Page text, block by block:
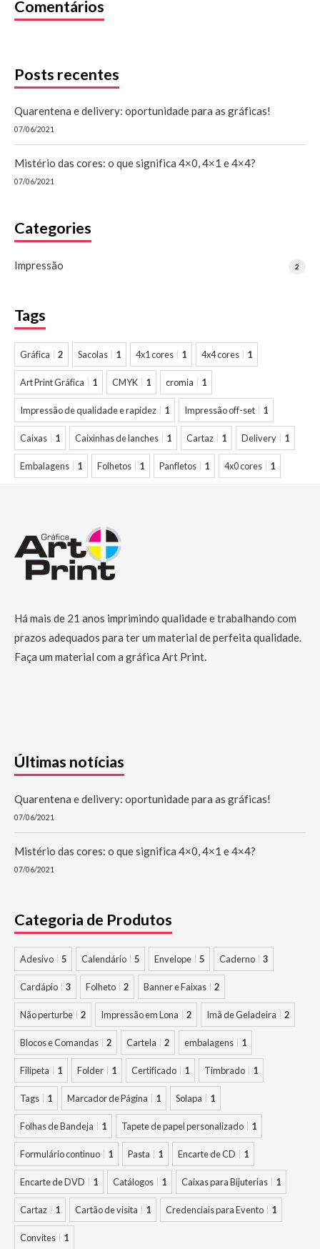
Comentários
Posts recentes
Quarentena e delivery: oportunidade para as gráficas!
07/06/2021
Mistério das cores: o que significa 4×0, 4×1 e 4×4?
07/06/2021
Categories
Impressão 2
Tags
Gráfica 2 Sacolas 1 4x1 cores 1 4x4 cores 1
Art Print Gráfica 1 CMYK 1 cromia 1
Impressão de qualidade e rapidez 1 Impressão off-set 1
Caixas 1 Caixinhas de lanches 1 Cartaz 1 Delivery 1
Embalagens 1 Folhetos 1 Panfletos 1 4x0 cores 1
Há mais de 21 anos imprimindo qualidade e trabalhando com
prazos adequados para ter um material de perfeita qualidade.
Faça um material com a gráfica Art Print.
Últimas notícias
Quarentena e delivery: oportunidade para as gráficas!
07/06/2021
Mistério das cores: o que significa 4×0, 4×1 e 4×4?
07/06/2021
Categoria de Produtos
Adesivo 5 Calendário 5 Envelope 5 Caderno 3
Cardápio 3 Folheto 2 Banner e Faixas 2
Não perturbe 2 Impressão em Lona 2 Imã de Geladeira 2
Blocos e Comandas 2 Cartela 2 embalagens 1
Filipeta 1 Folder 1 Certificado 1 Timbrado 1
Tags 1 Marcador de Página 1 Solapa 1
Folhas de Bandeja 1 Tapete de papel personalizado 1
Formulário continuo 1 Pasta 1 Encarte de CD 1
Encarte de DVD 1 Catálogos 1 Caixas para Bijuterias 1
Cartaz 1 Cartão de visita 1 Credenciais para Evento 1
Convites 1